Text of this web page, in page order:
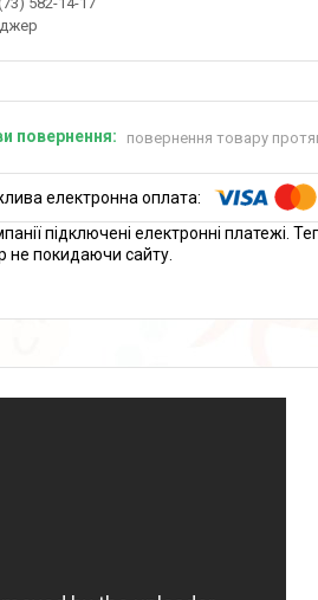
повернення товару
підключені електронні платежі.
не покидаючи сайту.